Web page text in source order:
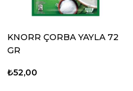
KNORR ÇORBA YAYLA 72
GR
₺52,00